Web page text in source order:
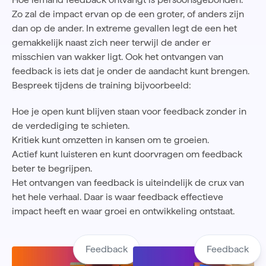
Zo zal de impact ervan op de een groter, of anders zijn
dan op de ander. In extreme gevallen legt de een het
gemakkelijk naast zich neer terwijl de ander er
misschien van wakker ligt. Ook het ontvangen van
feedback is iets dat je onder de aandacht kunt brengen.
Bespreek tijdens de training bijvoorbeeld:
Hoe je open kunt blijven staan voor feedback zonder in
de verdediging te schieten.
Kritiek kunt omzetten in kansen om te groeien.
Actief kunt luisteren en kunt doorvragen om feedback
beter te begrijpen.
Het ontvangen van feedback is uiteindelijk de crux van
het hele verhaal. Daar is waar feedback effectieve
impact heeft en waar groei en ontwikkeling ontstaat.
Feedback Feedback